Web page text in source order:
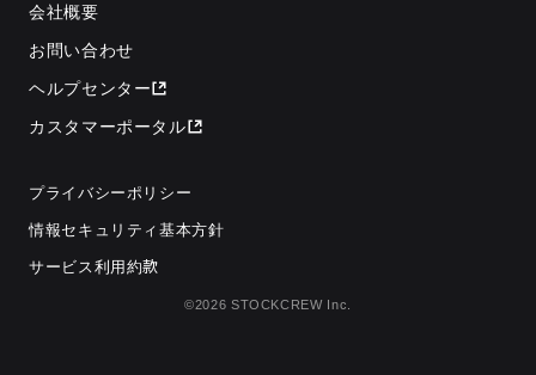
会社概要
お問い合わせ
ヘルプセンター
カスタマーポータル
©2026 STOCKCREW Inc.
プライバシーポリシー
情報セキュリティ基本方針
サービス利用約款